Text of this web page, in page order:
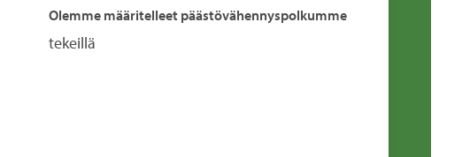
Olemme määritelleet päästövähennyspolkumme
tekeillä